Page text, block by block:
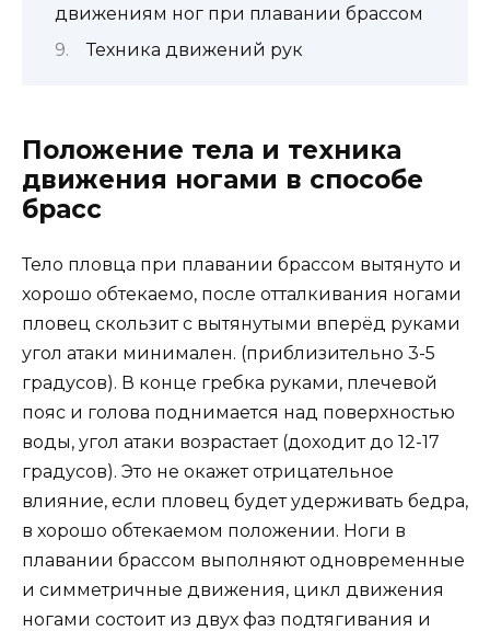
движениям ног при плавании брассом
Техника движений рук
Положение тела и техника
движения ногами в способе
брасс
Тело пловца при плавании брассом вытянуто и
хорошо обтекаемо, после отталкивания ногами
пловец скользит с вытянутыми вперёд руками
угол атаки минимален. (приблизительно 3-5
градусов). В конце гребка руками, плечевой
пояс и голова поднимается над поверхностью
воды, угол атаки возрастает (доходит до 12-17
градусов). Это не окажет отрицательное
влияние, если пловец будет удерживать бедра,
в хорошо обтекаемом положении. Ноги в
плавании брассом выполняют одновременные
и симметричные движения, цикл движения
ногами состоит из двух фаз подтягивания и